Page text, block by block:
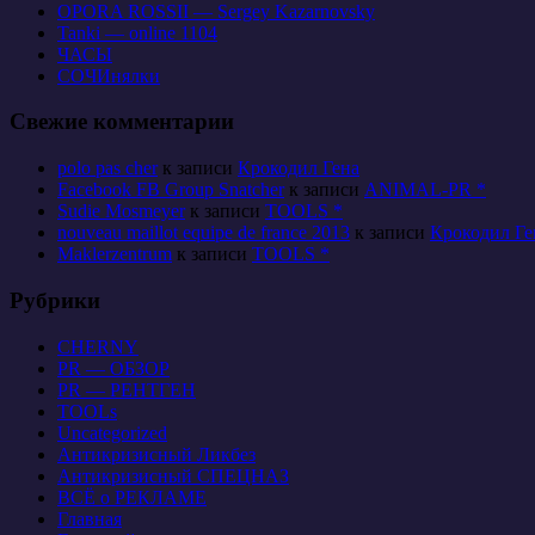
OPORA ROSSII — Sergey Kazarnovsky
Tanki — online 1104
ЧАСЫ
СОЧИнялки
Свежие комментарии
polo pas cherк записи Крокодил Гена
Facebook FB Group Snatcherк записи ANIMAL-PR *
Sudie Mosmeyerк записи TOOLS *
nouveau maillot equipe de france 2013 к записи Крокодил
Maklerzentrum к записи TOOLS *
Рубрики
CHERNY
PR — ОБЗОР
PR — РЕНТГЕН
TOOLs
Uncategorized
Антикризисный Ликбез
Антикризисный СПЕЦНАЗ
ВСЁ о РЕКЛАМЕ
Главная